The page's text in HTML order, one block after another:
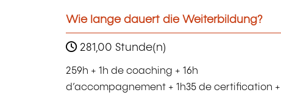
Wie lange dauert die Weiterbildung?
281,00 Stunde(n)
259h + 1h de coaching + 16h
d’accompagnement + 1h35 de certification +